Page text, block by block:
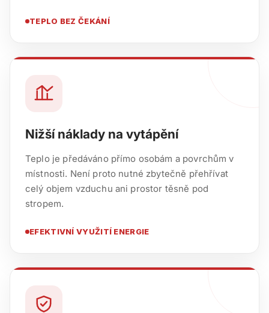
TEPLO BEZ ČEKÁNÍ
Nižší náklady na vytápění
Teplo je předáváno přímo osobám a povrchům v
místnosti. Není proto nutné zbytečně přehřívat
celý objem vzduchu ani prostor těsně pod
stropem.
EFEKTIVNÍ VYUŽITÍ ENERGIE